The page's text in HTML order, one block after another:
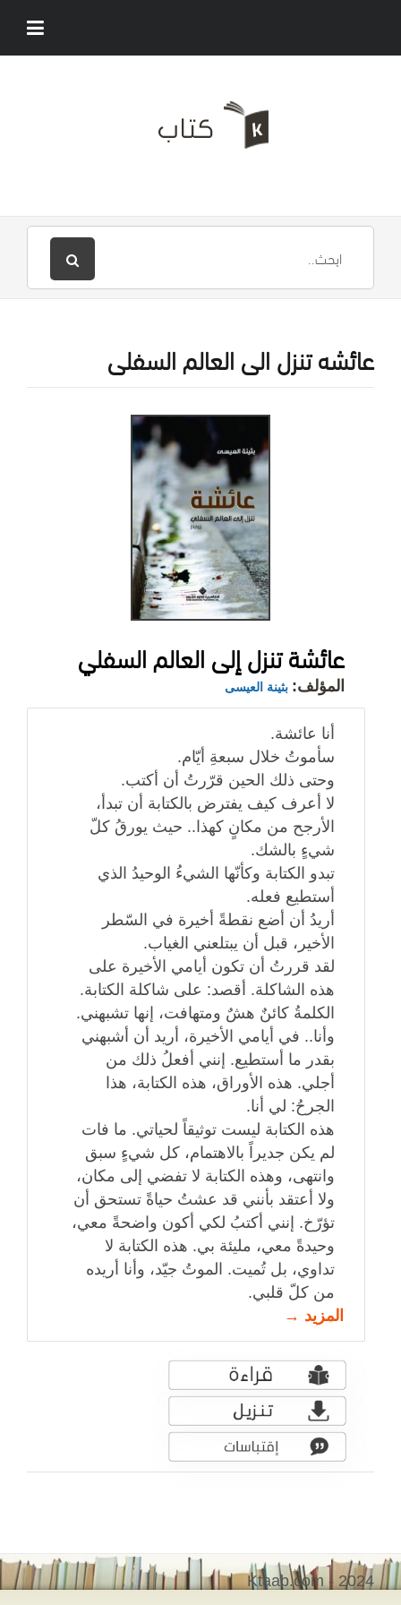
عائشه تنزل الى العالم السفلى
عائشة تنزل إلى العالم السفلي
المؤلف: بثينة العيسى
أنا عائشة.
سأموتُ خلال سبعةِ أيّام.
وحتى ذلك الحين قرّرتُ أن أكتب.
لا أعرف كيف يفترض بالكتابة أن تبدأ،
الأرجح من مكانٍ كهذا.. حيث يورقُ كلّ
شيءٍ بالشك.
تبدو الكتابة وكأنّها الشيءُ الوحيدُ الذي
أستطيع فعله.
أريدُ أن أضع نقطةً أخيرة في السّطر
الأخير، قبل أن يبتلعني الغياب.
لقد قررتُ أن تكون أيامي الأخيرة على
هذه الشاكلة. أقصد: على شاكلة الكتابة.
الكلمةُ كائنٌ هشٌ ومتهافت، إنها تشبهني.
وأنا.. في أيامي الأخيرة، أريد أن أشبهني
بقدر ما أستطيع. إنني أفعلُ ذلك من
أجلي. هذه الأوراق، هذه الكتابة، هذا
الجرحُ: لي أنا.
هذه الكتابة ليست توثيقاً لحياتي. ما فات
لم يكن جديراً بالاهتمام، كل شيءٍ سبق
وانتهى، وهذه الكتابة لا تفضي إلى مكان،
ولا أعتقد بأنني قد عشتُ حياةً تستحق أن
تؤرّخ. إنني أكتبُ لكي أكون واضحةً معي،
وحيدةً معي، مليئة بي. هذه الكتابة لا
تداوي، بل تُميت. الموتُ جيّد، وأنا أريده
من كلّ قلبي.
المزيد →
Ktaab.com - 2024